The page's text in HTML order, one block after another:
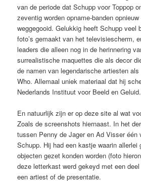
van de periode dat Schupp voor Toppop
zeventig worden opname-banden
weggegooid. Gelukkig heeft Schupp veel
foto’s gemaakt van het televisiescherm,
leaders die alleen nog in de herinnering
surrealistische maquettes die als decor
de namen van legendarische artiesten
Who. Allemaal uniek materiaal dat hij
Nederlands Instituut voor Beeld en Geluid.
En natuurlijk zijn er op deze site al wat
Zoals de screenshots hiernaast. In het
tussen Penny de Jager en Ad Visser één
Schupp. Hij had een kastje waarin allerlei
objecten gezet konden worden (foto
deze letterkast werd gekeyd met een
een artiest of de presentatie.